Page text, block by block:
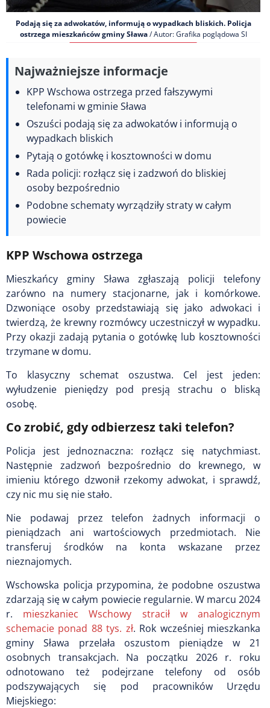
Podają się za adwokatów, informują o wypadkach bliskich. Policja
ostrzega mieszkańców gminy Sława / Autor: Grafika poglądowa SI
Najważniejsze informacje
KPP Wschowa ostrzega przed fałszywymi
telefonami w gminie Sława
Oszuści podają się za adwokatów i informują o
wypadkach bliskich
Pytają o gotówkę i kosztowności w domu
Rada policji: rozłącz się i zadzwoń do bliskiej
osoby bezpośrednio
Podobne schematy wyrządziły straty w całym
powiecie
KPP Wschowa ostrzega
Mieszkańcy gminy Sława zgłaszają policji telefony
zarówno na numery stacjonarne, jak i komórkowe.
Dzwoniące osoby przedstawiają się jako adwokaci i
twierdzą, że krewny rozmówcy uczestniczył w wypadku.
Przy okazji zadają pytania o gotówkę lub kosztowności
trzymane w domu.
To klasyczny schemat oszustwa. Cel jest jeden:
wyłudzenie pieniędzy pod presją strachu o bliską
osobę.
Co zrobić, gdy odbierzesz taki telefon?
Policja jest jednoznaczna: rozłącz się natychmiast.
Następnie zadzwoń bezpośrednio do krewnego, w
imieniu którego dzwonił rzekomy adwokat, i sprawdź,
czy nic mu się nie stało.
Nie podawaj przez telefon żadnych informacji o
pieniądzach ani wartościowych przedmiotach. Nie
transferuj środków na konta wskazane przez
nieznajomych.
Wschowska policja przypomina, że podobne oszustwa
zdarzają się w całym powiecie regularnie. W marcu 2024
r. mieszkaniec Wschowy stracił w analogicznym
schemacie ponad 88 tys. zł. Rok wcześniej mieszkanka
gminy Sława przelała oszustom pieniądze w 21
osobnych transakcjach. Na początku 2026 r. roku
odnotowano też podejrzane telefony od osób
podszywających się pod pracowników Urzędu
Miejskiego: